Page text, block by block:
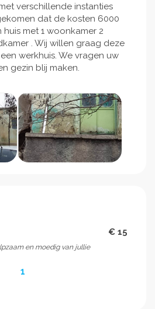
verschillende instanties
dat de kosten 6000
met 1 woonkamer 2
. Wij willen graag deze
werkhuis. We vragen uw
gezin blij maken.
€ 15
en moedig van jullie
1